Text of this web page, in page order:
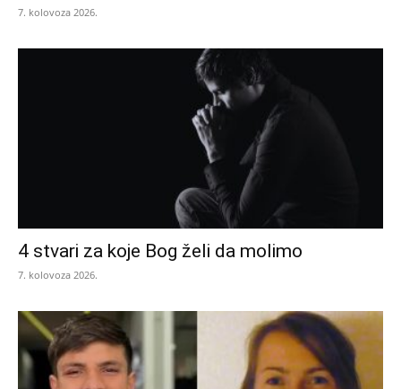
7. kolovoza 2026.
4 stvari za koje Bog želi da molimo
7. kolovoza 2026.